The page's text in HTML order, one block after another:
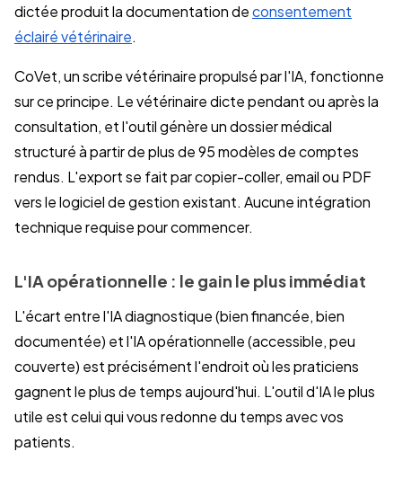
dictée produit la documentation deconsentement
éclairé vétérinaire.
CoVet, un scribe vétérinaire propulsé par l'IA, fonctionne
sur ce principe. Le vétérinaire dicte pendant ou après la
consultation, et l'outil génère un dossier médical
structuré à partir de plus de 95 modèles de comptes
rendus. L'export se fait par copier-coller, email ou PDF
vers le logiciel de gestion existant. Aucune intégration
technique requise pour commencer.
L'IA opérationnelle : le gain le plus immédiat
L'écart entre l'IA diagnostique (bien financée, bien
documentée) et l'IA opérationnelle (accessible, peu
couverte) est précisément l'endroit où les praticiens
gagnent le plus de temps aujourd'hui. L'outil d'IA le plus
utile est celui qui vous redonne du temps avec vos
patients.